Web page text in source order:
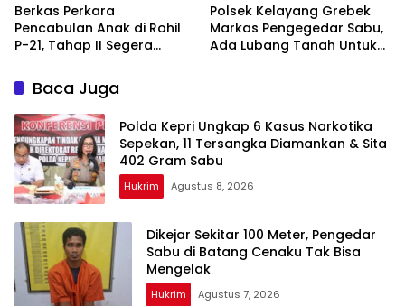
Berkas Perkara
Pencabulan Anak di Rohil
P-21, Tahap II Segera
Polsek Kelayang Grebek
Markas Pengegedar Sabu,
Ada Lubang Tanah Untuk
Baca Juga
Polda Kepri Ungkap 6 Kasus Narkotika
Sepekan, 11 Tersangka Diamankan & Sita
402 Gram Sabu
Hukrim Agustus 8, 2026
Dikejar Sekitar 100 Meter, Pengedar
Sabu di Batang Cenaku Tak Bisa
Hukrim Agustus 7, 2026